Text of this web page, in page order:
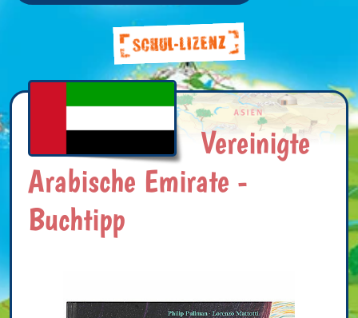
Vereinigte
Arabische Emirate -
Buchtipp